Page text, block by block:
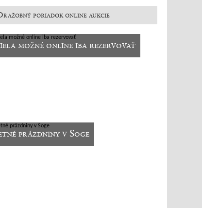
poriadok online aukcie
možné online iba rezervovať
prázdniny v Soge